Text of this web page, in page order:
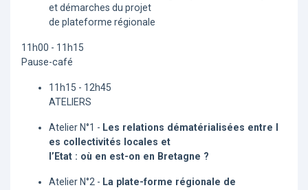
et démarches du projet
de plateforme régionale
11h00 - 11h15
Pause-café
11h15 - 12h45
ATELIERS
Atelier N°1 - Les relations dématérialisées entre l
es collectivités locales et
l’Etat : où en est-on en Bretagne ?
Atelier N°2 - La plate-forme régionale de